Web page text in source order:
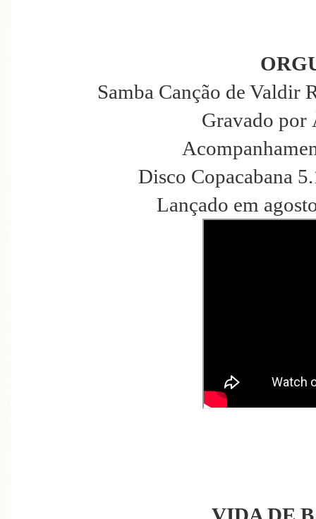
Samba Canção de Valdir
Gravado por
Disco Copacabana
Lançado em